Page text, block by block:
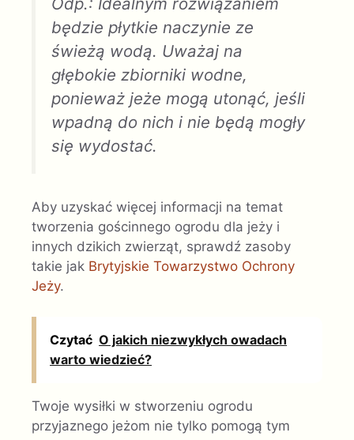
będzie płytkie naczynie ze
świeżą wodą. Uważaj na
głębokie zbiorniki wodne,
ponieważ jeże mogą utonąć, jeśli
wpadną do nich i nie będą mogły
się wydostać.
Aby uzyskać więcej informacji na temat
tworzenia gościnnego ogrodu dla jeży i
innych dzikich zwierząt, sprawdź zasoby
takie jak Brytyjskie Towarzystwo Ochrony
Jeży.
Czytać O jakich niezwykłych owadach
warto wiedzieć?
Twoje wysiłki w stworzeniu ogrodu
przyjaznego jeżom nie tylko pomogą tym